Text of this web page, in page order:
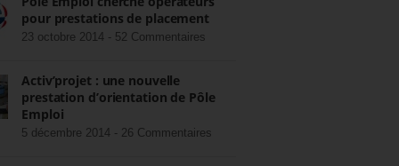
pour prestations de placement
23 octobre 2014 - 52 Commentaires
Activ’projet : une nouvelle
prestation d’orientation de Pôle
Emploi
5 décembre 2014 - 26 Commentaires